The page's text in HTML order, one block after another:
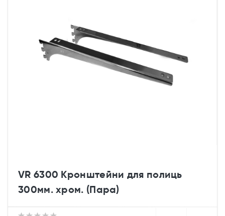
VR 6300 Кронштейни для полиць
300мм. хром. (Пара)